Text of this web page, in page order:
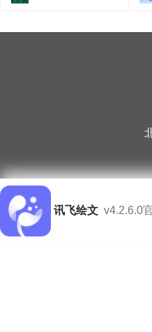
讯飞绘文 v4.2.6.0